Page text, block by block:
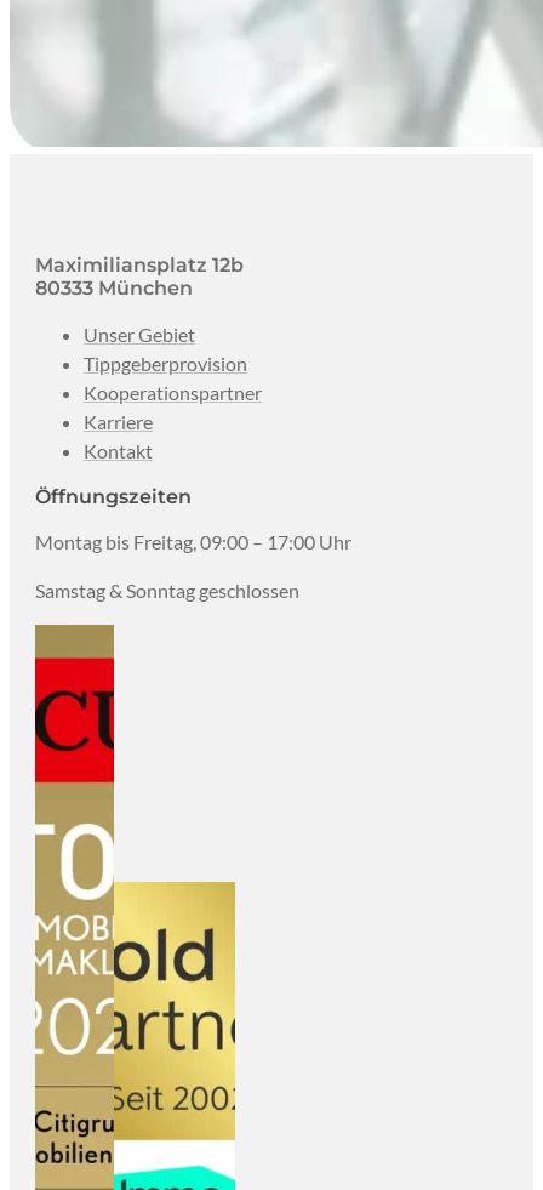
Maximiliansplatz 12b
80333 München
Unser Gebiet
Tippgeberprovision
Kooperationspartner
Karriere
Kontakt
Öffnungszeiten
Montag bis Freitag, 09:00 – 17:00 Uhr
Samstag & Sonntag geschlossen